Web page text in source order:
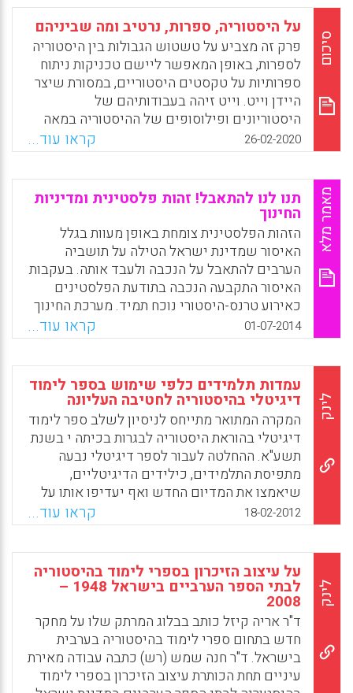
WhatsApp
Facebook
Email
X
סיכום
על היסטוריה, ספרות, נרטיב ומה שביניהם
פרק זה מצביע על טשטוש הגבולות בין היסטוריה
לספרות, באופן המאפשר ליישם טכניקות ניתוח
ספרותיות על טקסטים היסטוריים, במסורת שיצר
היידן וייט. וייט זיהה בעבודותיהם של
היסטוריונים ופילוסופים של ההיסטוריה במאה
ה-19 סגנונות רטוריים שונים שבאמצעותם הציגו
את ניתוחיהם ההיסטוריים, וכן ארבעה ז'אנרים
ספרותיים שדרכם הוצג "הסיפור ההיסטורי'
שלהם: רומנטי, טרגי, קומי ואירוני.
WhatsApp
Facebook
Email
X
26-02-2020 קראו עוד...
מאמר מלא תנו לנו להתאבל! זהות פלסטינית ומדיניות
החינוך
הזהות הפלסטינית צומחת באופן מעוות בגלל
האיסור שמדינת ישראל הטילה על תושביה
הערבים להתאבל על הנכבה ולעבד אותה. בעקבות
האיסור התקבעה הנכבה בתודעת הפלסטינים
כאירוע טרנס-היסטורי נוכח תמיד. מערכת החינוך
הישראלית משבשת בדרכים שונות את צמיחתה
הטבעית של הזהות הפלסטינית. זהות פלסטינית
משובשת אינה מאפשרת לפלסטינים להיפתח
ולהתפתח. מסקנה: מדינת ישראל ומערכת החינוך
שלה צריכות לאפשר לפלסטינים אזרחי ישראל
לעבד את הזיכרון ההיסטורי שלהם כדי להיחלץ
ממנו; זה טוב לערבים וגם טוב ליהודים (איימן
אגבאריה).
WhatsApp
Facebook
Email
X
01-07-2014 קראו עוד...
לינק
עמדות תלמידים כלפי שימוש בספר לימוד
דיגיטלי בהיסטוריה לחטיבה העליונה
המקרה המתואר מתייחס לניסיון לשלב ספר לימוד
דיגיטלי בהוראת היסטוריה לבגרות בכיתה י בשנת
תשע"א. ההחלטה לעבור לספר דיגיטלי נבעה
מתפיסת התלמידים, כילידים הדיגיטליים,
שיאמצו את המדיום החדש ואף יעדיפו אותו על
פני המדיום המסורתי. גם העלות הנמוכה נתפסה
כתמריץ. בפועל הסתבר שהקשיים היו רבים
וההתנגדות העצימה. הנחת קלות השימוש בספר
דיגיטלי של "דור הנט" התבדתה ( רות אש-
ארגייל).
WhatsApp
Facebook
Email
X
18-02-2012 קראו עוד...
לינק
על עיצוב הזיכרון בספרי לימוד בהיסטוריה
לבתי הספר הערביים בישראל 1948 –
2008
ד"ר אריה קיזל כותב בבלוג המרתק שלו על מחקר
חדש בתחום ספרי לימוד בהיסטוריה בערבית
בישראל. ד"ר חנה שמש (רש) כתבה עבודה מאירת
עיניים תחת הכותרת עיצוב הזיכרון בספרי לימוד